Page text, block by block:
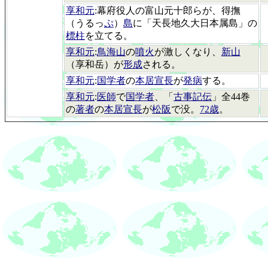
享和元:幕府役人の富山元十郎らが、得撫
（うるっぷ） 島に「天長地久大日本属島」の
標柱を立てる。
享和元:鳥海山の噴火が激しくなり、 新山
（享和岳）が形成される。
享和元:国学者の本居宣長が発病する。
享和元:医師で国学者 、「 古事記伝 」全44巻
の著者の本居宣長が松阪で没。 72歳。